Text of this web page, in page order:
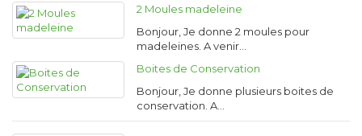
2 Moules madeleine
Bonjour, Je donne 2 moules pour
madeleines. A venir…
Boites de Conservation
Bonjour, Je donne plusieurs boites de
conservation. A…